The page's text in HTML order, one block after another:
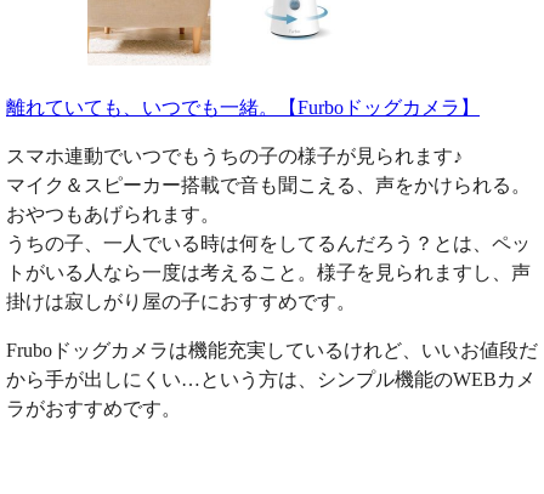
離れていても、いつでも一緒。【Furboドッグカメラ】
スマホ連動でいつでもうちの子の様子が見られます♪
マイク＆スピーカー搭載で音も聞こえる、声をかけられる。
おやつもあげられます。
うちの子、一人でいる時は何をしてるんだろう？とは、ペッ
トがいる人なら一度は考えること。様子を見られますし、声
掛けは寂しがり屋の子におすすめです。
Fruboドッグカメラは機能充実しているけれど、いいお値段だ
から手が出しにくい…という方は、シンプル機能のWEBカメ
ラがおすすめです。